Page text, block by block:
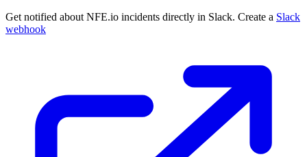
Get notified about NFE.io incidents directly in Slack. Create a Slack
webhook